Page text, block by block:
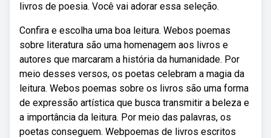
livros de poesia. Você vai adorar essa seleção.
Confira e escolha uma boa leitura. Webos poemas
sobre literatura são uma homenagem aos livros e
autores que marcaram a história da humanidade. Por
meio desses versos, os poetas celebram a magia da
leitura. Webos poemas sobre os livros são uma forma
de expressão artística que busca transmitir a beleza e
a importância da leitura. Por meio das palavras, os
poetas conseguem. Webpoemas de livros escritos